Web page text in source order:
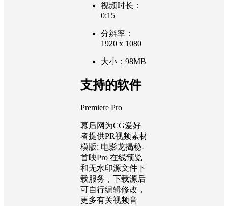
视频时长：
0:15
分辨率：
1920 x 1080
大小：98MB
支持的软件
Premiere Pro
幕后网为CG爱好
者提供PR视频素材
模版: 电影龙揭秘-
首映Pro 在线预览
和无水印源文件下
载服务，下载源后
可自行编辑修改，
更多有关视频音